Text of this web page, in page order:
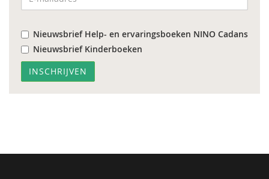
Nieuwsbrief Help- en ervaringsboeken NINO Cadans
Nieuwsbrief Kinderboeken